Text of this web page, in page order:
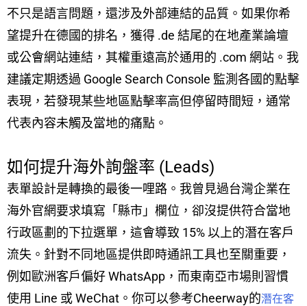
不只是語言問題，還涉及外部連結的品質。如果你希
望提升在德國的排名，獲得 .de 結尾的在地產業論壇
或公會網站連結，其權重遠高於通用的 .com 網站。我
建議定期透過 Google Search Console 監測各國的點擊
表現，若發現某些地區點擊率高但停留時間短，通常
代表內容未觸及當地的痛點。
如何提升海外詢盤率 (Leads)
表單設計是轉換的最後一哩路。我曾見過台灣企業在
海外官網要求填寫「縣市」欄位，卻沒提供符合當地
行政區劃的下拉選單，這會導致 15% 以上的潛在客戶
流失。針對不同地區提供即時通訊工具也至關重要，
例如歐洲客戶偏好 WhatsApp，而東南亞市場則習慣
使用 Line 或 WeChat。你可以參考Cheerway的潛在客